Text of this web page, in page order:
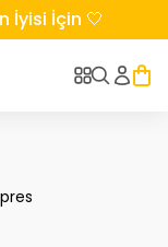
İyisi İçin 🤍